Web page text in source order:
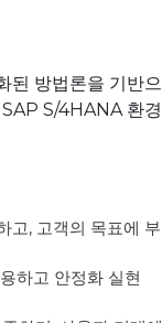
된 방법론을 기반
SAP S/4HANA 환경
고, 고객의 목표에
하고 안정화 실현